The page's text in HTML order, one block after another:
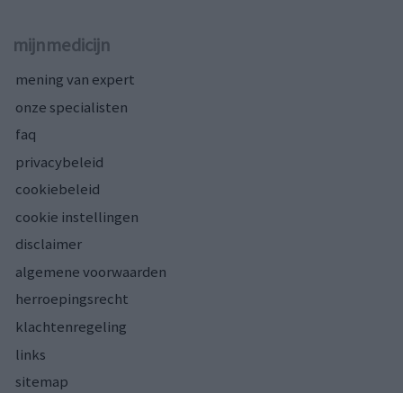
mijnmedicijn
mening van expert
onze specialisten
faq
privacybeleid
cookiebeleid
cookie instellingen
disclaimer
algemene voorwaarden
herroepingsrecht
klachtenregeling
links
sitemap